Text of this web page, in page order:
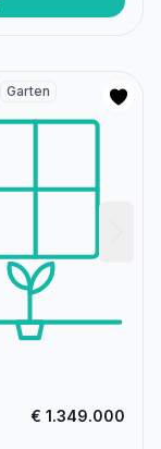
Garten
€ 1.349.000